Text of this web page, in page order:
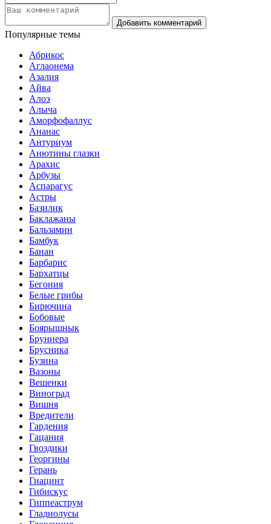
Популярные темы
Абрикос
Аглаонема
Азалия
Айва
Алоэ
Алыча
Аморфофаллус
Ананас
Антуриум
Анютины глазки
Арахис
Арбузы
Аспарагус
Астры
Базилик
Баклажаны
Бальзамин
Бамбук
Банан
Барбарис
Бархатцы
Бегония
Белые грибы
Бирючина
Бобовые
Боярышнык
Бруннера
Брусника
Бузина
Вазоны
Вешенки
Виноград
Вишня
Вредители
Гардения
Гацания
Гвоздики
Георгины
Герань
Гиацинт
Гибискус
Гиппеаструм
Гладиолусы